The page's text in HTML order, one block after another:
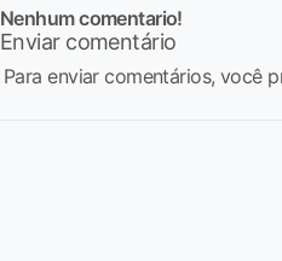
Nenhum comentario!
Enviar comentário
Para enviar comentários, você